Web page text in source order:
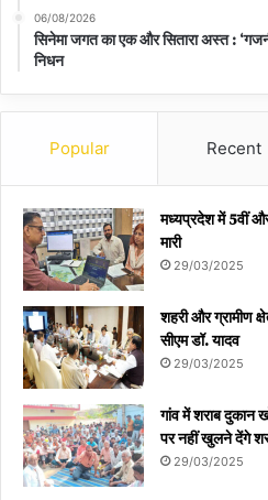
06/08/2026
सिनेमा जगत का एक और सितारा अस्त :
निधन
Popular Recent
मध्यप्रदेश में 5वीं और
मारी
29/03/2025
शहरी और ग्रामीण
सीएम डॉ. यादव
29/03/2025
गांव में शराब दुकान
पर नहीं खुलने देंगे
29/03/2025